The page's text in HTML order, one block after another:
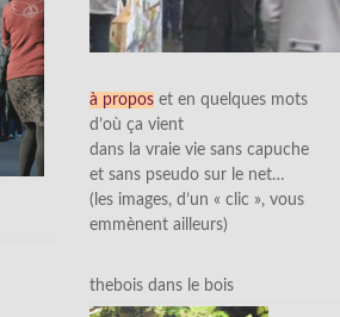
à propos et en quelques mots
d’où ça vient
dans la vraie vie sans capuche
et sans pseudo sur le net…
(les images, d’un « clic », vous
emmènent ailleurs)
thebois dans le bois